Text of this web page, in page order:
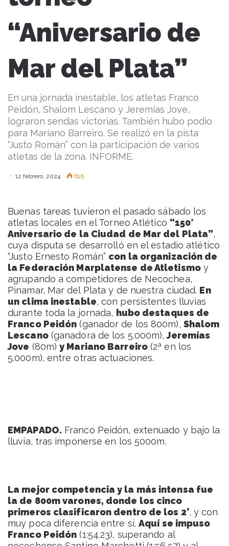
“Aniversario de
Mar del Plata”
En una jornada inestable, los atletas Franco
Peidón, Shalom Lescano y Jeremías Jove,
lograron sendas victorias. También hubo podio
para Mariano Barreiro. Se realizó en la pista
“Justo Román” con la participación de varios
atletas de la zona. INFORME.
12 febrero, 2024 616
Buenas tareas tuvieron el pasado sábado los
atletas locales en el Torneo Atlético “150°
Aniversario de la Ciudad de Mar del Plata”,
cuya disputa se desarrolló en el estadio atlético
“Justo Ernesto Román” con la organización de
la Federación Marplatense de Atletismoy
agrupando a competidores de Necochea,
Pinamar, Mar del Plata y de nuestra ciudad. En
un clima inestable, con persistentes lluvias
durante toda la jornada, hubo destaques de
Franco Peidón (ganador de los 800m), Shalom
Lescano(ganadora de los 5.000m),Jeremías
Jove (80m)y Mariano Barreiro(2ª en los
5.000m), entre otras actuaciones.
EMPAPADO. Franco Peidón, extenuado y bajo la
lluvia, tras imponerse en los 5000m.
La mejor competencia y la más intensa fue
la de 800m varones, donde los cinco
primeros clasificaron dentro de los 2’, y con
muy poca diferencia entre sí.Aquí se impuso
Franco Peidón (1:54.23), superando al